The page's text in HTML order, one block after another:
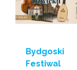
Bydgoski
Festiwal